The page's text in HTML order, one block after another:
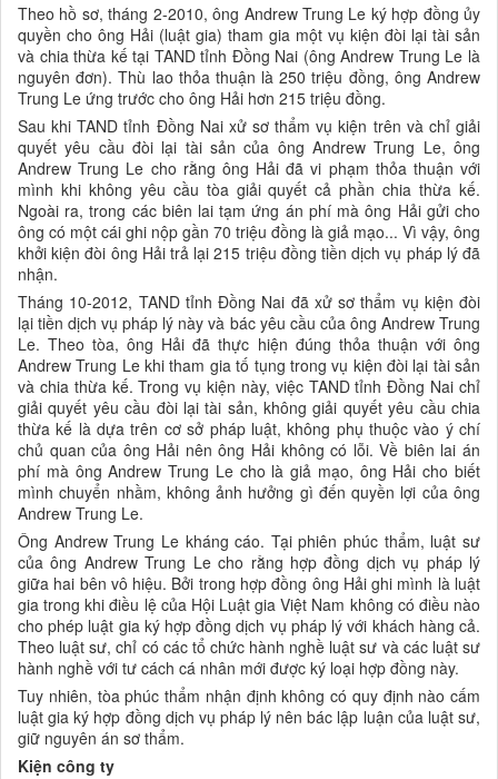
Theo hồ sơ, tháng 2-2010, ông Andrew Trung Le ký hợp đồng ủy
quyền cho ông Hải (luật gia) tham gia một vụ kiện đòi lại tài sản
và chia thừa kế tại TAND tỉnh Đồng Nai (ông Andrew Trung Le là
nguyên đơn). Thù lao thỏa thuận là 250 triệu đồng, ông Andrew
Trung Le ứng trước cho ông Hải hơn 215 triệu đồng.
Sau khi TAND tỉnh Đồng Nai xử sơ thẩm vụ kiện trên và chỉ giải
quyết yêu cầu đòi lại tài sản của ông Andrew Trung Le, ông
Andrew Trung Le cho rằng ông Hải đã vi phạm thỏa thuận với
mình khi không yêu cầu tòa giải quyết cả phần chia thừa kế.
Ngoài ra, trong các biên lai tạm ứng án phí mà ông Hải gửi cho
ông có một cái ghi nộp gần 70 triệu đồng là giả mạo... Vì vậy, ông
khởi kiện đòi ông Hải trả lại 215 triệu đồng tiền dịch vụ pháp lý đã
nhận.
Tháng 10-2012, TAND tỉnh Đồng Nai đã xử sơ thẩm vụ kiện đòi
lại tiền dịch vụ pháp lý này và bác yêu cầu của ông Andrew Trung
Le. Theo tòa, ông Hải đã thực hiện đúng thỏa thuận với ông
Andrew Trung Le khi tham gia tố tụng trong vụ kiện đòi lại tài sản
và chia thừa kế. Trong vụ kiện này, việc TAND tỉnh Đồng Nai chỉ
giải quyết yêu cầu đòi lại tài sản, không giải quyết yêu cầu chia
thừa kế là dựa trên cơ sở pháp luật, không phụ thuộc vào ý chí
chủ quan của ông Hải nên ông Hải không có lỗi. Về biên lai án
phí mà ông Andrew Trung Le cho là giả mạo, ông Hải cho biết
mình chuyển nhầm, không ảnh hưởng gì đến quyền lợi của ông
Andrew Trung Le.
Ông Andrew Trung Le kháng cáo. Tại phiên phúc thẩm, luật sư
của ông Andrew Trung Le cho rằng hợp đồng dịch vụ pháp lý
giữa hai bên vô hiệu. Bởi trong hợp đồng ông Hải ghi mình là luật
gia trong khi điều lệ của Hội Luật gia Việt Nam không có điều nào
cho phép luật gia ký hợp đồng dịch vụ pháp lý với khách hàng cả.
Theo luật sư, chỉ có các tổ chức hành nghề luật sư và các luật sư
hành nghề với tư cách cá nhân mới được ký loại hợp đồng này.
Tuy nhiên, tòa phúc thẩm nhận định không có quy định nào cấm
luật gia ký hợp đồng dịch vụ pháp lý nên bác lập luận của luật sư,
giữ nguyên án sơ thẩm.
Kiện công ty